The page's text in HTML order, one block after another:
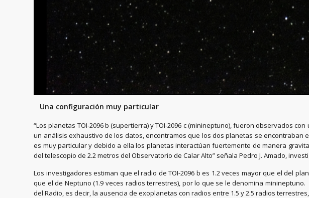
Una configuración muy particular
“Los planetas TOI-2096 b (supertierra) y TOI-2096 c (minineptuno), fueron observados
un análisis exhaustivo de los datos, encontramos que los dos planetas se encontraban
es muy particular y debido a ella los planetas interactúan fuertemente de manera
del telescopio de 2.2 metros del Observatorio de Calar Alto” señala Pedro J. Amado,
Los investigadores estiman que el radio de TOI-2096 b es 1.2 veces mayor que el del
que el de Neptuno (1.9 veces radios terrestres), por lo que se le denomina
del Radio, es decir, la ausencia de exoplanetas con radios entre 1.5 y 2.5 radios